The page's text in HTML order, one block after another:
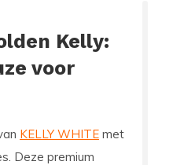
Kelly:
voor
KELLY WHITE met
Deze premium